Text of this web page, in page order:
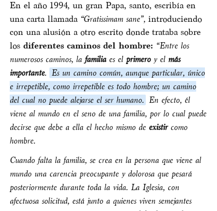
En el año 1994, un gran Papa, santo, escribía en
una carta llamada “Gratissimam sane”, introduciendo
con una alusión a otro escrito donde trataba sobre
los diferentes caminos del hombre: “Entre los
numerosos caminos, la familiaes el primeroy el más
importante. Es un camino común, aunque particular, único
e irrepetible, como irrepetible es todo hombre; un camino
del cual no puede alejarse el ser humano. En efecto, él
viene al mundo en el seno de una familia, por lo cual puede
decirse que debe a ella el hecho mismo de existircomo
hombre.
Cuando falta la familia, se crea en la persona que viene al
mundo una carencia preocupante y dolorosa que pesará
posteriormente durante toda la vida. La Iglesia, con
afectuosa solicitud, está junto a quienes viven semejantes